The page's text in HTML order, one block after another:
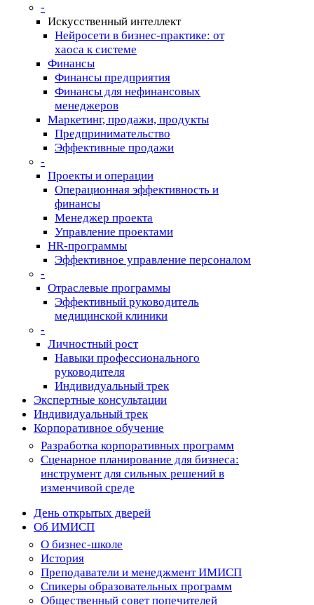
-
Искусственный интеллект
Нейросети в бизнес-практике: от
хаоса к системе
Финансы
Финансы предприятия
Финансы для нефинансовых
менеджеров
Маркетинг, продажи, продукты
Предпринимательство
Эффективные продажи
-
Проекты и операции
Операционная эффективность и
финансы
Менеджер проекта
Управление проектами
HR-программы
Эффективное управление персоналом
-
Отраслевые программы
Эффективный руководитель
медицинской клиники
-
Личностный рост
Навыки профессионального
руководителя
Индивидуальный трек
Экспертные консультации
Индивидуальный трек
Корпоративное обучение
Разработка корпоративных программ
Сценарное планирование для бизнеса:
инструмент для сильных решений в
изменчивой среде
День открытых дверей
Об ИМИСП
О бизнес-школе
История
Преподаватели и менеджмент ИМИСП
Спикеры образовательных программ
Общественный совет попечителей